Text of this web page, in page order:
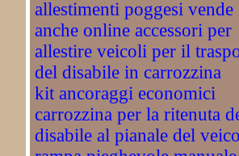
allestimenti poggesi vende
anche online accessori per
allestire veicoli per il
del disabile in carrozzina
kit ancoraggi economici
carrozzina per la ritenuta
disabile al pianale del